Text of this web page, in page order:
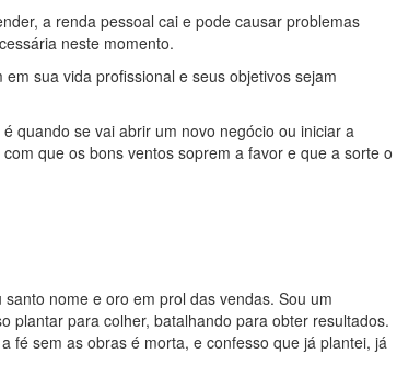
a renda pessoal cai e pode causar problemas
neste momento.
sua vida profissional e seus objetivos sejam
quando se vai abrir um novo negócio ou iniciar a
que os bons ventos soprem a favor e que a sorte o
nome e oro em prol das vendas. Sou um
plantar para colher, batalhando para obter resultados.
fé sem as obras é morta, e confesso que já plantei, já